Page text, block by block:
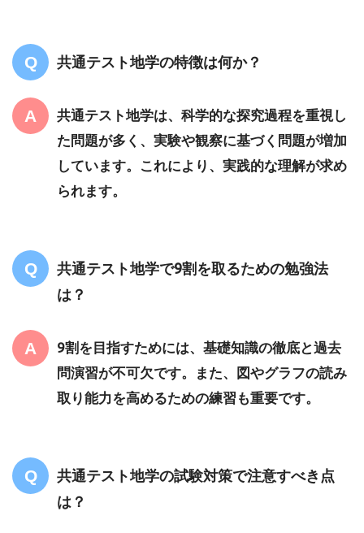
共通テスト地学の特徴は何か？
共通テスト地学は、科学的な探究過程を重視し
た問題が多く、実験や観察に基づく問題が増加
しています。これにより、実践的な理解が求め
られます。
共通テスト地学で9割を取るための勉強法
は？
9割を目指すためには、基礎知識の徹底と過去
問演習が不可欠です。また、図やグラフの読み
取り能力を高めるための練習も重要です。
共通テスト地学の試験対策で注意すべき点
は？